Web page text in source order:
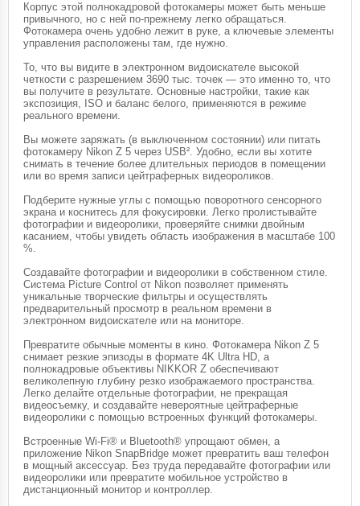
Корпус этой полнокадровой фотокамеры может быть меньше
привычного, но с ней по-прежнему легко обращаться.
Фотокамера очень удобно лежит в руке, а ключевые элементы
управления расположены там, где нужно.
То, что вы видите в электронном видоискателе высокой
четкости с разрешением 3690 тыс. точек — это именно то, что
вы получите в результате. Основные настройки, такие как
экспозиция, ISO и баланс белого, применяются в режиме
реального времени.
Вы можете заряжать (в выключенном состоянии) или питать
фотокамеру Nikon Z 5 через USB². Удобно, если вы хотите
снимать в течение более длительных периодов в помещении
или во время записи цейтраферных видеороликов.
Подберите нужные углы с помощью поворотного сенсорного
экрана и коснитесь для фокусировки. Легко пролистывайте
фотографии и видеоролики, проверяйте снимки двойным
касанием, чтобы увидеть область изображения в масштабе 100
%.
Создавайте фотографии и видеоролики в собственном стиле.
Система Picture Control от Nikon позволяет применять
уникальные творческие фильтры и осуществлять
предварительный просмотр в реальном времени в
электронном видоискателе или на мониторе.
Превратите обычные моменты в кино. Фотокамера Nikon Z 5
снимает резкие эпизоды в формате 4K Ultra HD, а
полнокадровые объективы NIKKOR Z обеспечивают
великолепную глубину резко изображаемого пространства.
Легко делайте отдельные фотографии, не прекращая
видеосъемку, и создавайте невероятные цейтраферные
видеоролики с помощью встроенных функций фотокамеры.
Встроенные Wi-Fi® и Bluetooth® упрощают обмен, а
приложение Nikon SnapBridge может превратить ваш телефон
в мощный аксессуар. Без труда передавайте фотографии или
видеоролики или превратите мобильное устройство в
дистанционный монитор и контроллер.